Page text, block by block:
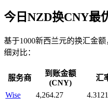
今日NZD换CNY最
基于1000新西兰元的换汇金
细对比：
服务商
到账金额
(CNY)
汇
Wise 4,264.27